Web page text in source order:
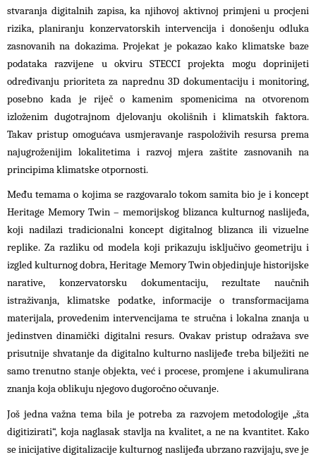
stvaranja digitalnih zapisa, ka njihovoj aktivnoj primjeni u procjeni
rizika, planiranju konzervatorskih intervencija i donošenju odluka
zasnovanih na dokazima. Projekat je pokazao kako klimatske baze
podataka razvijene u okviru STECCI projekta mogu doprinijeti
određivanju prioriteta za naprednu 3D dokumentaciju i monitoring,
posebno kada je riječ o kamenim spomenicima na otvorenom
izloženim dugotrajnom djelovanju okolišnih i klimatskih faktora.
Takav pristup omogućava usmjeravanje raspoloživih resursa prema
najugroženijim lokalitetima i razvoj mjera zaštite zasnovanih na
principima klimatske otpornosti.
Među temama o kojima se razgovaralo tokom samita bio je i koncept
Heritage Memory Twin – memorijskog blizanca kulturnog naslijeđa,
koji nadilazi tradicionalni koncept digitalnog blizanca ili vizuelne
replike. Za razliku od modela koji prikazuju isključivo geometriju i
izgled kulturnog dobra, Heritage Memory Twin objedinjuje historijske
narative, konzervatorsku dokumentaciju, rezultate naučnih
istraživanja, klimatske podatke, informacije o transformacijama
materijala, provedenim intervencijama te stručna i lokalna znanja u
jedinstven dinamički digitalni resurs. Ovakav pristup odražava sve
prisutnije shvatanje da digitalno kulturno naslijeđe treba bilježiti ne
samo trenutno stanje objekta, već i procese, promjene i akumulirana
znanja koja oblikuju njegovo dugoročno očuvanje.
Još jedna važna tema bila je potreba za razvojem metodologije „šta
digitizirati“, koja naglasak stavlja na kvalitet, a ne na kvantitet. Kako
se inicijative digitalizacije kulturnog naslijeđa ubrzano razvijaju, sve je